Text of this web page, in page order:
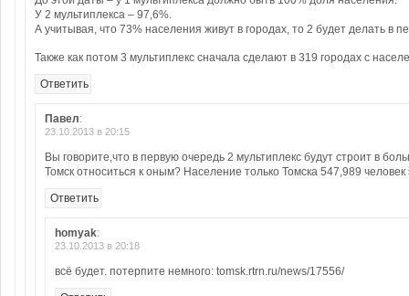
У 2 мультиплекса – 97,6%.
А учитывая, что 73% населения живут в городах, то 2 будет делать в
Также как потом 3 мультиплекс сначала сделают в 319 городах с
Ответить
Павел:
23.10.2013 в 20:15
Вы говорите,что в первую очередь 2 мультиплекс будут строит в
Томск относиться к оным? Население только Томска 547,989 человек
Ответить
homyak:
23.10.2013 в 20:18
всё будет. потерпите немного: tomsk.rtrn.ru/news/17556/